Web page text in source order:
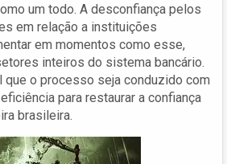
um todo. A desconfiança pelos
em relação a instituições
em momentos como esse,
inteiros do sistema bancário.
que o processo seja conduzido com
para restaurar a confiança
brasileira.